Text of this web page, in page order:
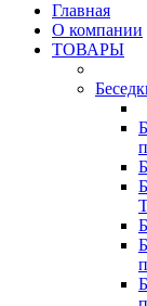
Главная
О компании
ТОВАРЫ